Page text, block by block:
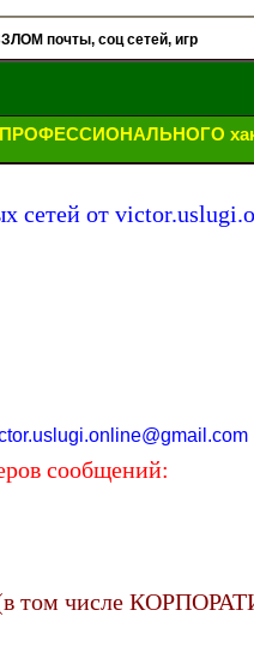
почты, соц сетей, игр
ПРОФЕССИОНАЛЬНОГО
сетей от
сообщений:
(в том числе